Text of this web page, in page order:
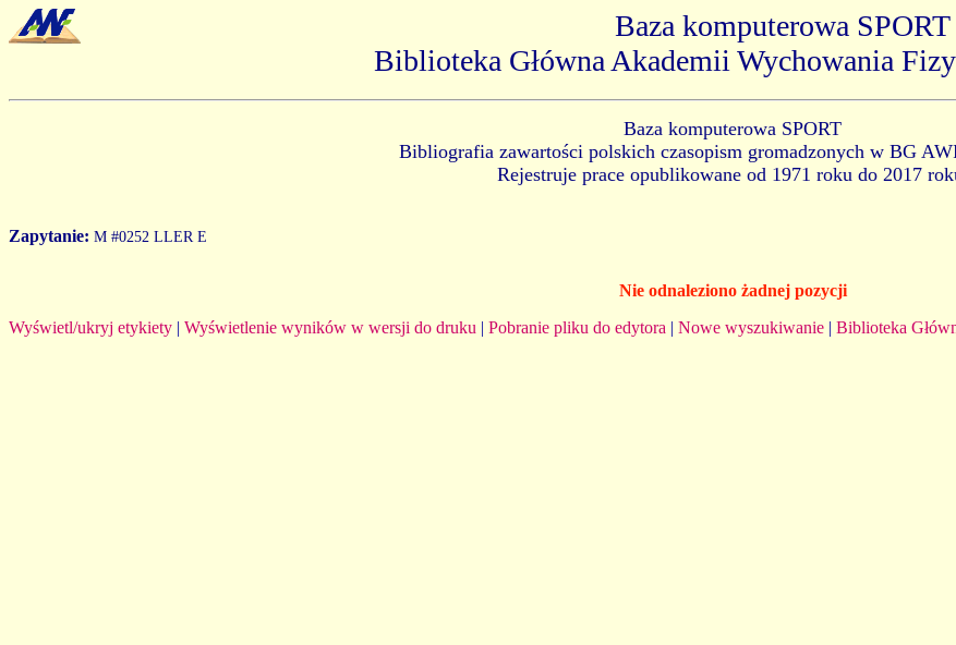
Baza komputerowa SPORT
Biblioteka Główna Akademii Wychowania
Baza komputerowa SPORT
Bibliografia zawartości polskich czasopism gromadzonych w BG
Rejestruje prace opublikowane od 1971 roku do 2017
Zapytanie: M #0252 LLER E
Nie odnaleziono żadnej pozycji
Wyświetl/ukryj etykiety | Wyświetlenie wyników w wersji do druku | Pobranie pliku do edytora | Nowe wyszukiwanie | Biblioteka